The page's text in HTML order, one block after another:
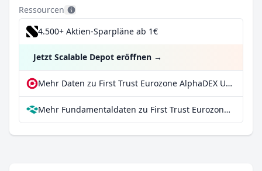
Ressourcen
4.500+ Aktien-Sparpläne ab 1€
Jetzt Scalable Depot eröffnen →
Mehr Daten zu First Trust Eurozone AlphaDEX UCITS ETF Class B Shares bei extraETF
Mehr Fundamentaldaten zu First Trust Eurozone AlphaDEX UCITS ETF Class B Shares bei Parqet